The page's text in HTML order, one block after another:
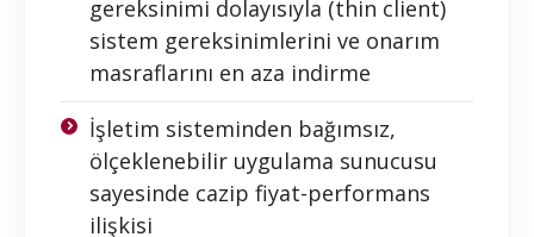
gereksinimi dolayısıyla (thin client)
sistem gereksinimlerini ve onarım
masraflarını en aza indirme
İşletim sisteminden bağımsız,
ölçeklenebilir uygulama sunucusu
sayesinde cazip fiyat-performans
ilişkisi